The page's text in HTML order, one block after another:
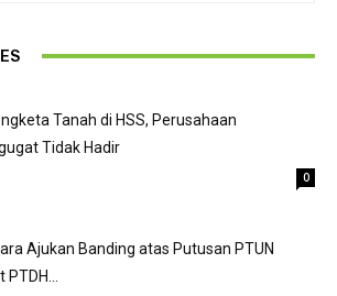
Tanah di HSS, Perusahaan
Tidak Hadir
0
Ajukan Banding atas Putusan PTUN